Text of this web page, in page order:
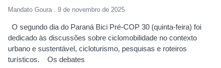
Mandato Goura 9 de novembro de 2025
O segundo dia do Paraná Bici Pré-COP 30 (quinta-feira) foi
dedicado às discussões sobre ciclomobilidade no contexto
urbano e sustentável, cicloturismo, pesquisas e roteiros
turísticos. Os debates